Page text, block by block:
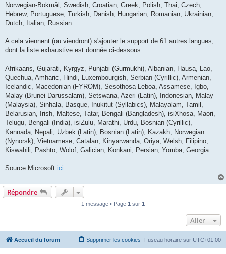
Norwegian-Bokmål, Swedish, Croatian, Greek, Polish, Thai, Czech,
Hebrew, Portuguese, Turkish, Danish, Hungarian, Romanian, Ukrainian,
Dutch, Italian, Russian.
A cela viennent (ou viendront) s'ajouter le support de 61 autres langues,
dont la liste exhaustive est donnée ci-dessous:
Afrikaans, Gujarati, Kyrgyz, Punjabi (Gurmukhi), Albanian, Hausa, Lao,
Quechua, Amharic, Hindi, Luxembourgish, Serbian (Cyrillic), Armenian,
Icelandic, Macedonian (FYROM), Sesothosa Leboa, Assamese, Igbo,
Malay (Brunei Darussalam), Setswana, Azeri (Latin), Indonesian, Malay
(Malaysia), Sinhala, Basque, Inukitut (Syllabics), Malayalam, Tamil,
Belarusian, Irish, Maltese, Tatar, Bengali (Bangladesh), isiXhosa, Maori,
Telugu, Bengali (India), isiZulu, Marathi, Urdu, Bosnian (Cyrillic),
Kannada, Nepali, Uzbek (Latin), Bosnian (Latin), Kazakh, Norwegian
(Nynorsk), Vietnamese, Catalan, Kinyarwanda, Oriya, Welsh, Filipino,
Kiswahili, Pashto, Wolof, Galician, Konkani, Persian, Yoruba, Georgia.
Source Microsoft ici.
Répondre
1 message • Page 1 sur 1
Aller
Accueil du forum Fuseau horaire sur UTC+01:00
Supprimer les cookies